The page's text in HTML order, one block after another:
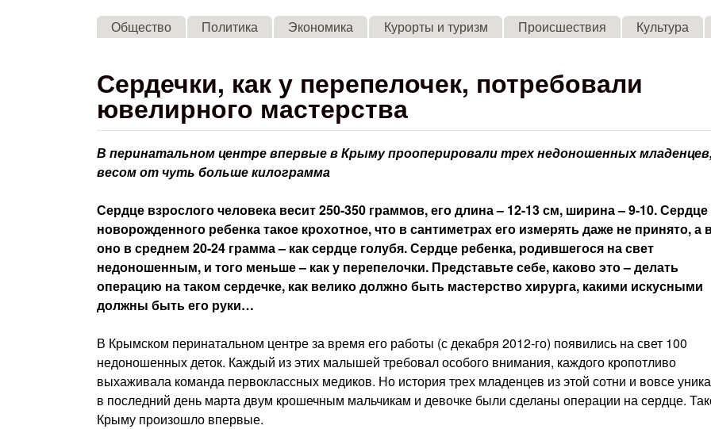
Skip to main content
Общество Политика Экономика Курорты и туризм Происшествия Культура
Сердечки, как у перепелочек, потребовали
ювелирного мастерства
В перинатальном центре впервые в Крыму прооперировали трех недоношенных
весом от чуть больше килограмма
Сердце взрослого человека весит 250-350 граммов, его длина – 12-13 см, ширина – 9-10. Сердце
новорожденного ребенка такое крохотное, что в сантиметрах его измерять даже не принято, а
оно в среднем 20-24 грамма – как сердце голубя. Сердце ребенка, родившегося на свет
недоношенным, и того меньше – как у перепелочки. Представьте себе, каково это – делать
операцию на таком сердечке, как велико должно быть мастерство хирурга, какими искусными
должны быть его руки…
В Крымском перинатальном центре за время его работы (с декабря 2012-го) появились на свет 100
недоношенных деток. Каждый из этих малышей требовал особого внимания, каждого кропотливо
выхаживала команда первоклассных медиков. Но история трех младенцев из этой сотни и вовсе
в последний день марта двум крошечным мальчикам и девочке были сделаны операции на сердце.
Крыму произошло впервые.